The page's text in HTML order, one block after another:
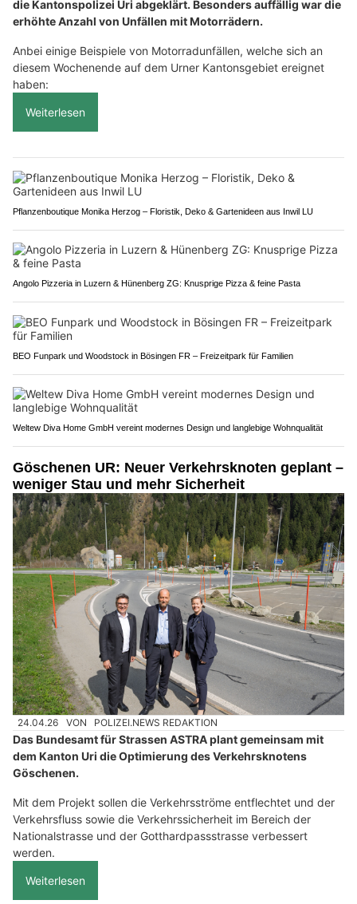
die Kantonspolizei Uri abgeklärt. Besonders auffällig war die
erhöhte Anzahl von Unfällen mit Motorrädern.
Anbei einige Beispiele von Motorradunfällen, welche sich an
diesem Wochenende auf dem Urner Kantonsgebiet ereignet
haben:
Weiterlesen
Pflanzenboutique Monika Herzog – Floristik, Deko & Gartenideen aus Inwil LU
Angolo Pizzeria in Luzern & Hünenberg ZG: Knusprige Pizza & feine Pasta
BEO Funpark und Woodstock in Bösingen FR – Freizeitpark für Familien
Weltew Diva Home GmbH vereint modernes Design und langlebige Wohnqualität
Göschenen UR: Neuer Verkehrsknoten geplant –
weniger Stau und mehr Sicherheit
24.04.26 VON POLIZEI.NEWS REDAKTION
Das Bundesamt für Strassen ASTRA plant gemeinsam mit
dem Kanton Uri die Optimierung des Verkehrsknotens
Göschenen.
Mit dem Projekt sollen die Verkehrsströme entflechtet und der
Verkehrsfluss sowie die Verkehrssicherheit im Bereich der
Nationalstrasse und der Gotthardpassstrasse verbessert
werden.
Weiterlesen